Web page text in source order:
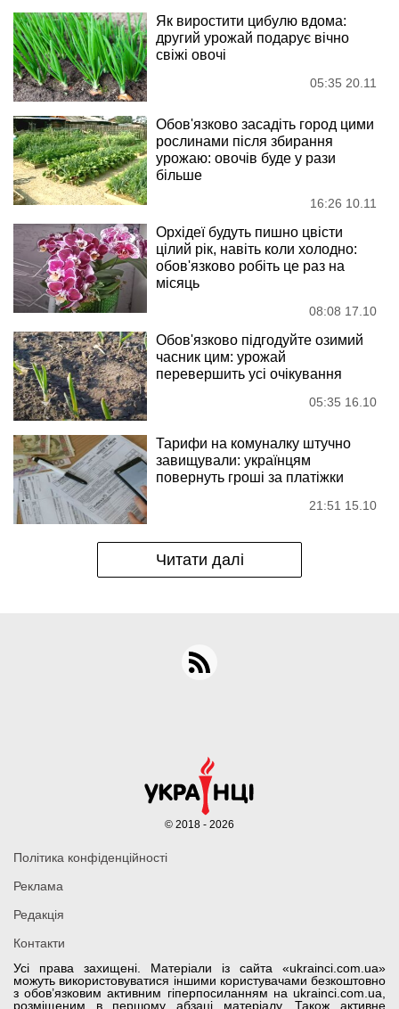
Як виростити цибулю вдома:
другий урожай подарує вічно
свіжі овочі
05:35 20.11
Обов'язково засадіть город цими
рослинами після збирання
урожаю: овочів буде у рази
більше
16:26 10.11
Орхідеї будуть пишно цвісти
цілий рік, навіть коли холодно:
обов'язково робіть це раз на
місяць
08:08 17.10
Обов'язково підгодуйте озимий
часник цим: урожай
перевершить усі очікування
05:35 16.10
Тарифи на комуналку штучно
завищували: українцям
повернуть гроші за платіжки
21:51 15.10
Читати далі
Усі права захищені. Матеріали із сайта «ukrainci.com.ua»
можуть використовуватися іншими користувачами безкоштовно
з обов’язковим активним гіперпосиланням на ukrainci.com.ua,
розміщеним в першому абзаці матеріалу. Також активне
Політика конфіденційності
Реклама
Редакція
Контакти
© 2018 - 2026